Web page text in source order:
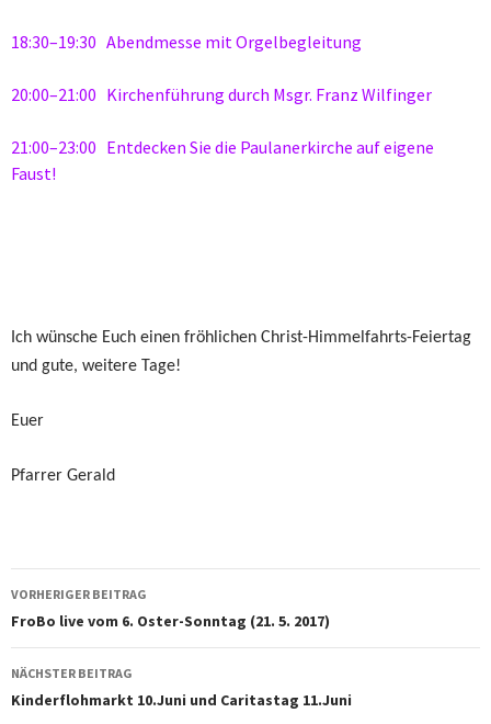
18:30–19:30 Abendmesse mit Orgelbegleitung
20:00–21:00 Kirchenführung durch Msgr. Franz Wilfinger
21:00–23:00 Entdecken Sie die Paulanerkirche auf eigene
Faust!
Ich wünsche Euch einen fröhlichen Christ-Himmelfahrts-Feiertag
und gute, weitere Tage!
Euer
Pfarrer Gerald
Beitragsnavigation
VORHERIGER BEITRAG
FroBo live vom 6. Oster-Sonntag (21. 5. 2017)
NÄCHSTER BEITRAG
Kinderflohmarkt 10.Juni und Caritastag 11.Juni